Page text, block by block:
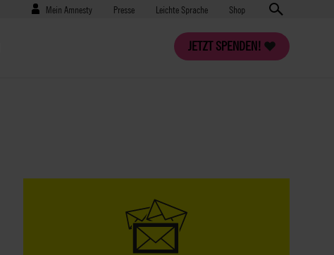
Benutzermenü
Mein Amnesty Presse
Presse Leichte Sprache Shop
JETZT SPENDEN!